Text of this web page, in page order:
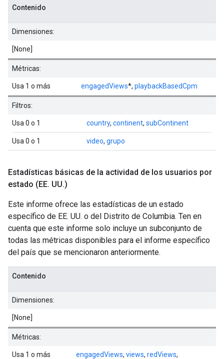
Contenido
Dimensiones:
[None]
Métricas:
Usa 1 o más engagedViews*, playbackBasedCpm
Filtros:
Usa 0 o 1 country, continent, subContinent
Usa 0 o 1 video, grupo
Estadísticas básicas de la actividad de los usuarios por
estado (EE. UU.)
Este informe ofrece las estadísticas de un estado
específico de EE. UU. o del Distrito de Columbia. Ten en
cuenta que este informe solo incluye un subconjunto de
todas las métricas disponibles para el informe específico
del país que se mencionaron anteriormente.
Contenido
Dimensiones:
[None]
Métricas:
Usa 1 o más engagedViews, views, redViews,